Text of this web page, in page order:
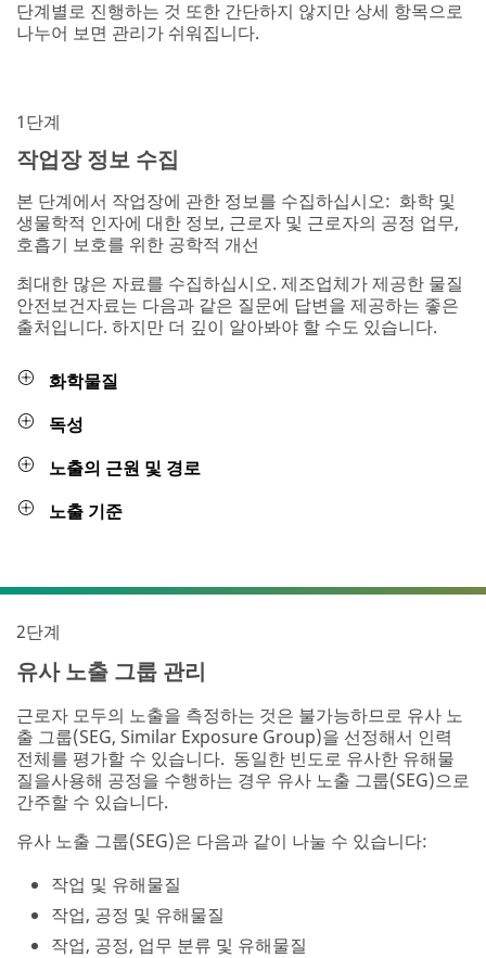
단계별로 진행하는 것 또한 간단하지 않지만 상세 항목으로
나누어 보면 관리가 쉬워집니다.
1단계
작업장 정보 수집
본 단계에서 작업장에 관한 정보를 수집하십시오: 화학 및
생물학적 인자에 대한 정보, 근로자 및 근로자의 공정 업무,
호흡기 보호를 위한 공학적 개선
최대한 많은 자료를 수집하십시오. 제조업체가 제공한 물질
안전보건자료는 다음과 같은 질문에 답변을 제공하는 좋은
출처입니다. 하지만 더 깊이 알아봐야 할 수도 있습니다.
화학물질
독성
노출의 근원 및 경로
노출 기준
2단계
유사 노출 그룹 관리
근로자 모두의 노출을 측정하는 것은 불가능하므로 유사 노
출 그룹(SEG, Similar Exposure Group)을 선정해서 인력
전체를 평가할 수 있습니다. 동일한 빈도로 유사한 유해물
질을사용해 공정을 수행하는 경우 유사 노출 그룹(SEG)으로
간주할 수 있습니다.
유사 노출 그룹(SEG)은 다음과 같이 나눌 수 있습니다:
작업 및 유해물질
작업, 공정 및 유해물질
작업, 공정, 업무 분류 및 유해물질